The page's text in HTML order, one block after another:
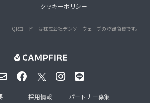
クッキーポリシー
「QRコード」は株式会社デンソーウェーブの登録商標です。
採用情報 パートナー募集